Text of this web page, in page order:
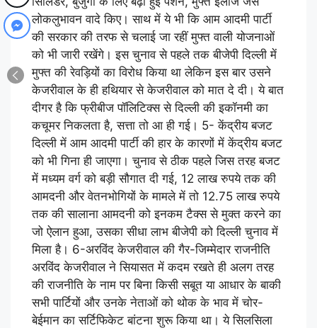
लोकलुभावन वादे किए। साथ में ये भी कि आम आदमी पार्टी
की सरकार की तरफ से चलाई जा रहीं मुफ्त वाली योजनाओं
को भी जारी रखेंगे। इस चुनाव से पहले तक बीजेपी दिल्ली में
मुफ्त की रेवड़ियों का विरोध किया था लेकिन इस बार उसने
केजरीवाल के ही हथियार से केजरीवाल को मात दे दी। ये बात
दीगर है कि फ्रीबीज पॉलिटिक्स से दिल्ली की इकॉनमी का
कचूमर निकलता है, सत्ता तो आ ही गई। 5- केंद्रीय बजट
दिल्ली में आम आदमी पार्टी की हार के कारणों में केंद्रीय बजट
को भी गिना ही जाएगा। चुनाव से ठीक पहले जिस तरह बजट
में मध्यम वर्ग को बड़ी सौगात दी गई, 12 लाख रुपये तक की
आमदनी और वेतनभोगियों के मामले में तो 12.75 लाख रुपये
तक की सालाना आमदनी को इनकम टैक्स से मुक्त करने का
जो ऐलान हुआ, उसका सीधा लाभ बीजेपी को दिल्ली चुनाव में
मिला है। 6-अरविंद केजरीवाल की गैर-जिम्मेदार राजनीति
अरविंद केजरीवाल ने सियासत में कदम रखते ही अलग तरह
की राजनीति के नाम पर बिना किसी सबूत या आधार के बाकी
सभी पार्टियों और उनके नेताओं को थोक के भाव में चोर-
बेईमान का सर्टिफिकेट बांटना शुरू किया था। ये सिलसिला